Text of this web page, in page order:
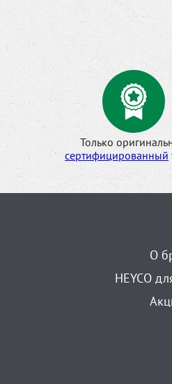
Только
сертифицированный
О
HEYCO